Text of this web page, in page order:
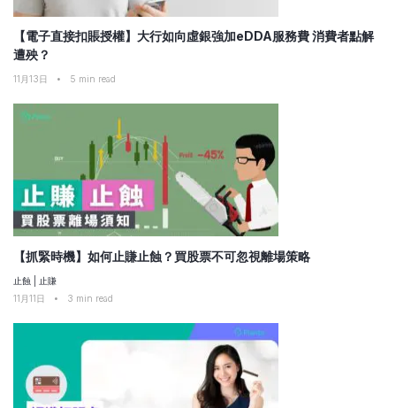
【電子直接扣賬授權】大行如向虛銀強加eDDA服務費 消費者點解
遭殃？
11月13日 • 5 min read
【抓緊時機】如何止賺止蝕？買股票不可忽視離場策略
止蝕
止賺
11月11日
• 3 min read